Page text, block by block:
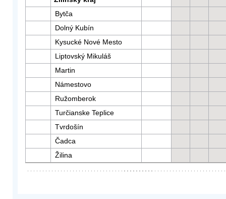
Bytča
Dolný Kubín
Kysucké Nové Mesto
Liptovský Mikuláš
Martin
Námestovo
Ružomberok
Turčianske Teplice
Tvrdošín
Čadca
Žilina